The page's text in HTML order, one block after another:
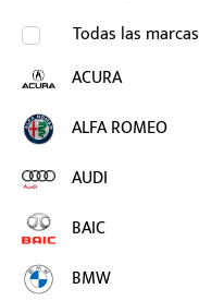
Todas las marcas
ACURA
ALFA ROMEO
AUDI
BAIC
BMW